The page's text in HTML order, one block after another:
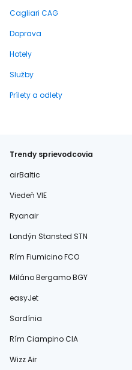
Cagliari CAG
Doprava
Hotely
Služby
Prílety a odlety
Trendy sprievodcovia
airBaltic
Viedeň VIE
Ryanair
Londýn Stansted STN
Rím Fiumicino FCO
Miláno Bergamo BGY
easyJet
Sardínia
Rím Ciampino CIA
Wizz Air